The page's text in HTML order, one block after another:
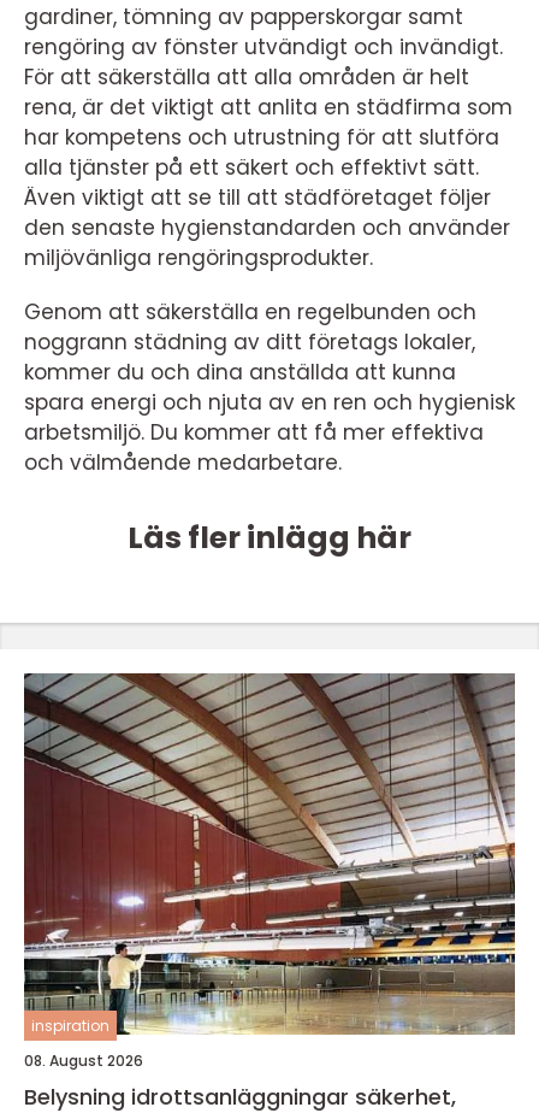
gardiner, tömning av papperskorgar samt
rengöring av fönster utvändigt och invändigt.
För att säkerställa att alla områden är helt
rena, är det viktigt att anlita en städfirma som
har kompetens och utrustning för att slutföra
alla tjänster på ett säkert och effektivt sätt.
Även viktigt att se till att städföretaget följer
den senaste hygienstandarden och använder
miljövänliga rengöringsprodukter.
Genom att säkerställa en regelbunden och
noggrann städning av ditt företags lokaler,
kommer du och dina anställda att kunna
spara energi och njuta av en ren och hygienisk
arbetsmiljö. Du kommer att få mer effektiva
och välmående medarbetare.
Läs fler inlägg här
inspiration
08. August 2026
Belysning idrottsanläggningar säkerhet,